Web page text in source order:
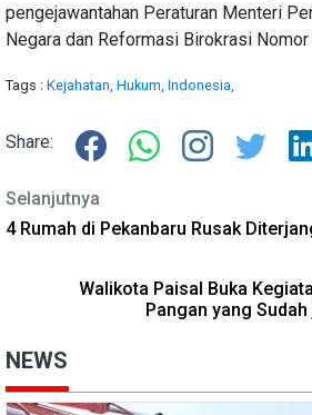
pengejawantahan Peraturan Menteri
Negara dan Reformasi Birokrasi
Tags : Kejahatan, Hukum, Indonesia,
Share:
Selanjutnya
4 Rumah di Pekanbaru Rusak
Walikota Paisal Buka
Pangan yang
NEWS